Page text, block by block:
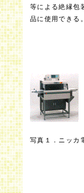
等による絶縁包
品に使用できる。
写真１．ニッカ